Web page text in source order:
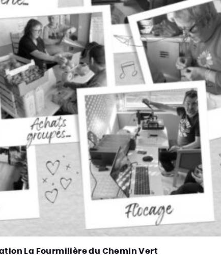
La Fourmilière du Chemin Vert